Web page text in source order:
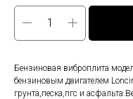
Бензиновая виброплита
бензиновым двигателем
грунта,песка,пгс и